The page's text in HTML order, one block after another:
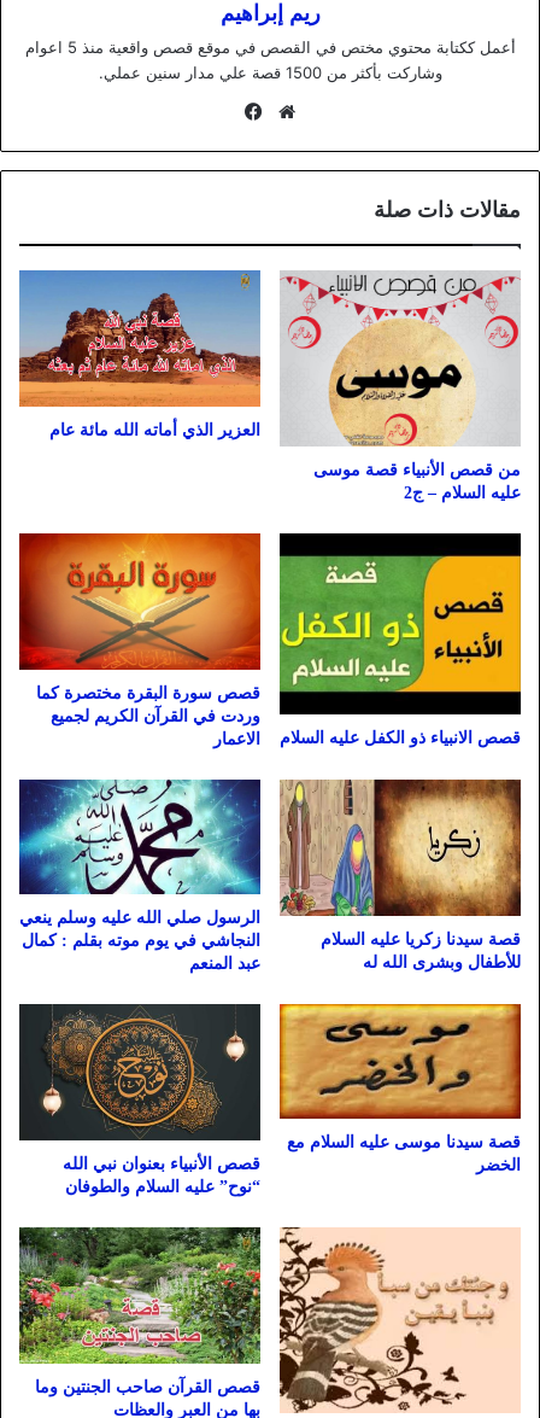
ريم إبراهيم
أعمل ككتابة محتوي مختص في القصص في موقع قصص واقعية منذ 5 اعوام
وشاركت بأكثر من 1500 قصة علي مدار سنين عملي.
موقع
مقالات ذات صلة
من قصص الأنبياء قصة موسى
عليه السلام – ج2
العزير الذي أماته الله مائة عام
قصص الانبياء ذو الكفل عليه السلام
قصص سورة البقرة مختصرة كما
وردت في القرآن الكريم لجميع
الاعمار
قصة سيدنا زكريا عليه السلام
للأطفال وبشرى الله له
الرسول صلي الله عليه وسلم ينعي
النجاشي في يوم موته بقلم : كمال
عبد المنعم
قصة سيدنا موسى عليه السلام مع
الخضر
قصص الأنبياء بعنوان نبي الله
“نوح” عليه السلام والطوفان
قصص القرآن صاحب الجنتين وما
بها من العبر والعظات